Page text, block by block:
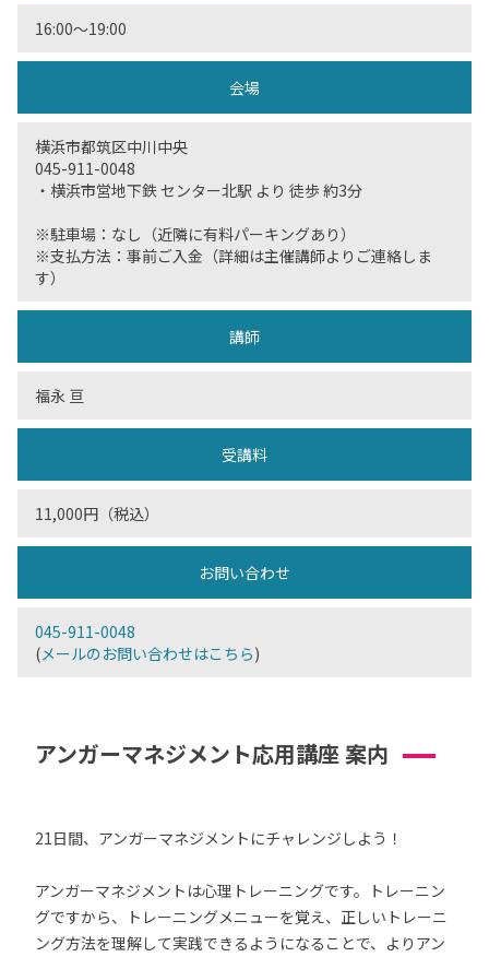
16:00〜19:00
会場
横浜市都筑区中川中央
045-911-0048
・横浜市営地下鉄 センター北駅 より 徒歩 約3分
※駐車場：なし（近隣に有料パーキングあり）
※支払方法：事前ご入金（詳細は主催講師よりご連絡しま
す）
講師
福永 亘
受講料
11,000円（税込）
お問い合わせ
045-911-0048
(メールのお問い合わせはこちら)
アンガーマネジメント応用講座 案内
21日間、アンガーマネジメントにチャレンジしよう！
アンガーマネジメントは心理トレーニングです。トレーニン
グですから、トレーニングメニューを覚え、正しいトレーニ
ング方法を理解して実践できるようになることで、よりアン